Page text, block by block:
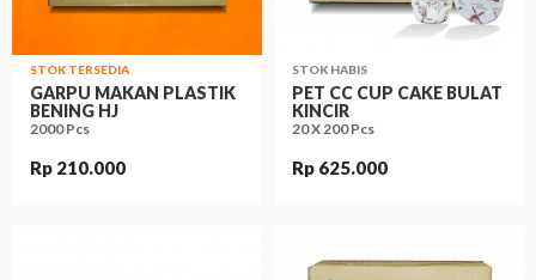
STOK TERSEDIA
GARPU MAKAN PLASTIK
BENING HJ
2000 Pcs
Rp 210.000
STOK HABIS
PET CC CUP CAKE BULAT
KINCIR
20 X 200 Pcs
Rp 625.000